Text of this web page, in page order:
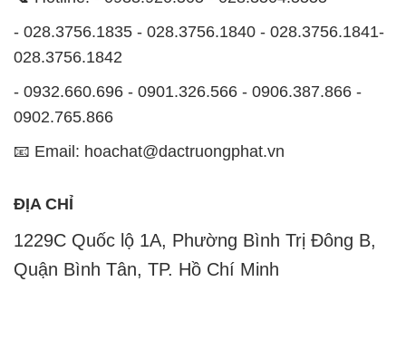
- 028.3756.1835 - 028.3756.1840 - 028.3756.1841-
028.3756.1842
- 0932.660.696 - 0901.326.566 - 0906.387.866 -
0902.765.866
📧 Email: hoachat@dactruongphat.vn
ĐỊA CHỈ
1229C Quốc lộ 1A, Phường Bình Trị Đông B,
Quận Bình Tân, TP. Hồ Chí Minh